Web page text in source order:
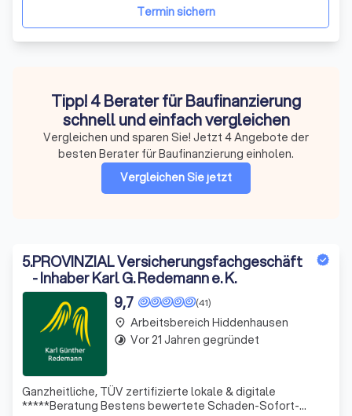
Termin sichern
Tipp! 4 Berater für Baufinanzierung
schnell und einfach vergleichen
Vergleichen und sparen Sie! Jetzt 4 Angebote der
besten Berater für Baufinanzierung einholen.
Vergleichen Sie jetzt
5.PROVINZIAL Versicherungsfachgeschäft
- Inhaber Karl G. Redemann e. K.
(41)
9,7
Ganzheitliche, TÜV zertifizierte lokale & digitale
*****Beratung Bestens bewertete Schaden-Sofort-
place Arbeitsbereich Hiddenhausen
timelapse Vor 21 Jahren gegründet